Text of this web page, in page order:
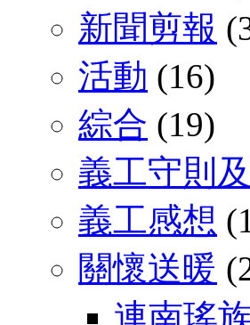
新聞剪報
活動 (16)
綜合 (19)
義工守則
義工感想
關懷送暖
連南瑤